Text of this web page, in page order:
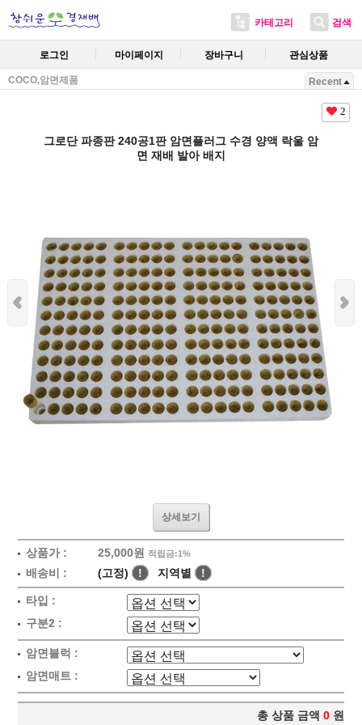
카테고리 검색
로그인 마이페이지 장바구니 관심상품
COCO,암면제품 Recent
2
그로단 파종판 240공1판 암면플러그 수경 양액 락울 암
면 재배 발아 배지
상세보기
상품가 : 25,000원 적립금:1%
배송비 : (고정) ! 지역별 !
타입 :
구분2 :
암면블럭 :
암면매트 :
총 상품 금액 0 원